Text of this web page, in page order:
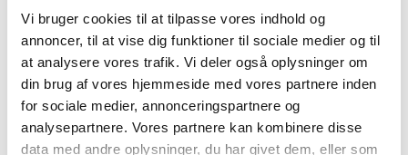
Vi bruger cookies til at tilpasse vores indhold og
annoncer, til at vise dig funktioner til sociale medier og til
at analysere vores trafik. Vi deler også oplysninger om
din brug af vores hjemmeside med vores partnere inden
for sociale medier, annonceringspartnere og
analysepartnere. Vores partnere kan kombinere disse
data med andre oplysninger, du har givet dem, eller som
Selve indholdet på de enkelte webinarer vil blive
fastlagt løbende, og ønsker og forslag til emner
modtages meget gerne .
Du tilmelder dig her hele webinarrækken via
linket, så bliver du automatisk tilmeldt, når et nyt